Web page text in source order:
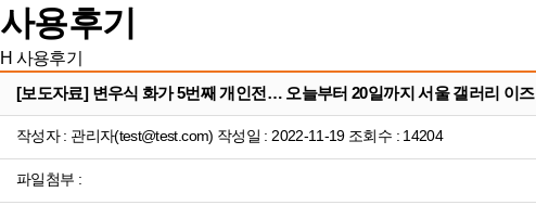
사용후기
H 사용후기
[보도자료] 변우식 화가 5번째 개인전… 오늘부터 20일까지 서울 갤러리 이즈
작성자 : 관리자(test@test.com) 작성일 : 2022-11-19 조회수 : 14204
파일첨부 :